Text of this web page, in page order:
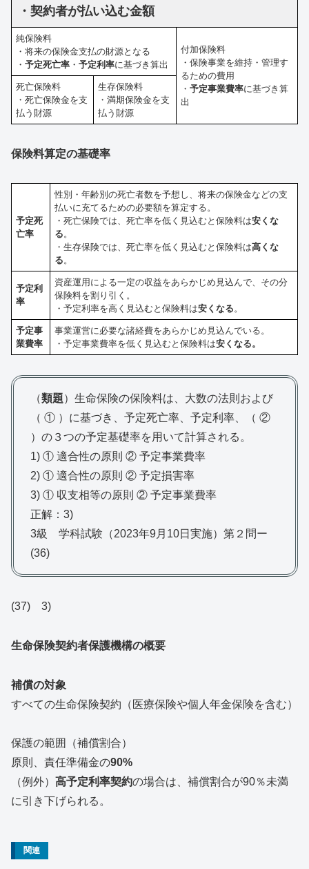
・契約者が払い込む金額
純保険料
・将来の保険金支払の財源となる
・予定死亡率 ・予定利率に基づき算出
付加保険料
・保険事業を維持・管理す
るための費用
・予定事業費率に基づき算
出
死亡保険料
・死亡保険金を支
払う財源
生存保険料
・満期保険金を支
払う財源
保険料算定の基礎率
予定死
亡率
性別・年齢別の死亡者数を予想し、将来の保険金などの支
払いに充てるための必要額を算定する。
・死亡保険では、死亡率を低く見込むと保険料は安くな
る。
・生存保険では、死亡率を低く見込むと保険料は高くな
る。
予定利
率
資産運用による一定の収益をあらかじめ見込んで、その分
保険料を割り引く。
・予定利率を高く見込むと保険料は安くなる。
予定事
業費率
事業運営に必要な諸経費をあらかじめ見込んでいる。
・予定事業費率を低く見込むと保険料は安くなる。
（類題）生命保険の保険料は、大数の法則および
（ ① ）に基づき、予定死亡率、予定利率、（ ②
）の３つの予定基礎率を用いて計算される。
1) ① 適合性の原則 ② 予定事業費率
2) ① 適合性の原則 ② 予定損害率
3) ① 収支相等の原則 ② 予定事業費率
正解：3)
3級 学科試験（2023年9月10日実施）第２問ー
(36)
(37) 3)
生命保険契約者保護機構の概要
補償の対象
すべての生命保険契約（医療保険や個人年金保険を含む）
保護の範囲（補償割合）
原則、責任準備金の90%
（例外） 高予定利率契約の場合は、補償割合が90％未満
に引き下げられる。
関連